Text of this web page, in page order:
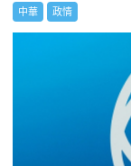
中華 政情